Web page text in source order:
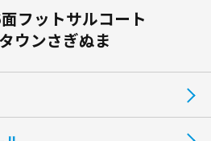
フットサルコート
ウンさぎぬま